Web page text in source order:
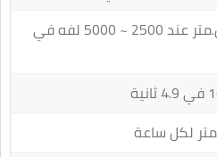
520 نيوتن.متر عند 2500 ~ 5000 لفه في